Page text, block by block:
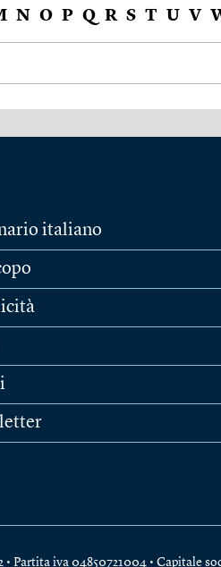
N O P Q R S T U V
italiano
Partita iva 04850721004 • Capitale